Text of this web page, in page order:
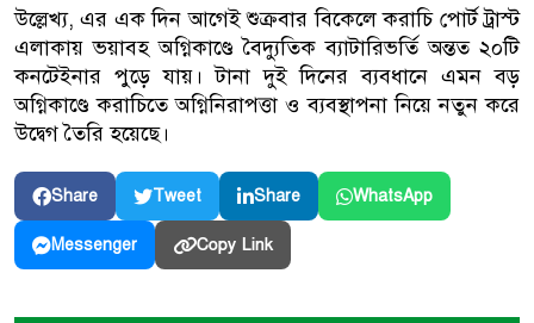
উল্লেখ্য, এর এক দিন আগেই শুক্রবার বিকেলে করাচি পোর্ট ট্রাস্ট
এলাকায় ভয়াবহ অগ্নিকাণ্ডে বৈদ্যুতিক ব্যাটারিভর্তি অন্তত ২০টি
কনটেইনার পুড়ে যায়। টানা দুই দিনের ব্যবধানে এমন বড়
অগ্নিকাণ্ডে করাচিতে অগ্নিনিরাপত্তা ও ব্যবস্থাপনা নিয়ে নতুন করে
উদ্বেগ তৈরি হয়েছে।
Share Tweet Share WhatsApp
Messenger Copy Link